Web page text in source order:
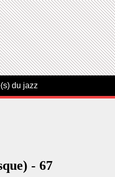
du jazz
- 67